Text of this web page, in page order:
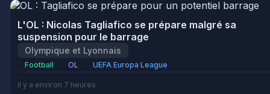
L'OL : Nicolas Tagliafico se prépare malgré sa
suspension pour le barrage
Olympique et Lyonnais
Football OL UEFA Europa League
il y a environ 7 heures